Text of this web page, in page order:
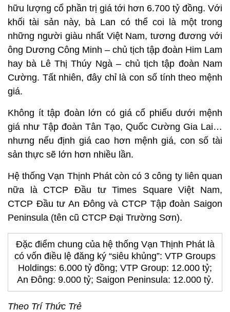
hữu lượng cổ phần trị giá tới hơn 6.700 tỷ đồng. Với
khối tài sản này, bà Lan có thể coi là một trong
những người giàu nhất Việt Nam, tương đương với
ông Dương Công Minh – chủ tịch tập đoàn Him Lam
hay bà Lê Thị Thúy Ngà – chủ tịch tập đoàn Nam
Cường. Tất nhiên, đây chỉ là con số tính theo mệnh
giá.
Không ít tập đoàn lớn có giá cổ phiếu dưới mệnh
giá như Tập đoàn Tân Tạo, Quốc Cường Gia Lai…
nhưng nếu định giá cao hơn mệnh giá, con số tài
sản thực sẽ lớn hơn nhiều lần.
Hệ thống Vạn Thịnh Phát còn có 3 công ty liên quan
nữa là CTCP Đầu tư Times Square Việt Nam,
CTCP Đầu tư An Đông và CTCP Tập đoàn Saigon
Peninsula (tên cũ CTCP Đại Trường Sơn).
Đặc điểm chung của hệ thống Vạn Thịnh Phát là
có vốn điều lệ đăng ký “siêu khủng”: VTP Groups
Holdings: 6.000 tỷ đồng; VTP Group: 12.000 tỷ;
An Đông: 9.000 tỷ; Saigon Peninsula: 12.000 tỷ.
Theo Trí Thức Trẻ